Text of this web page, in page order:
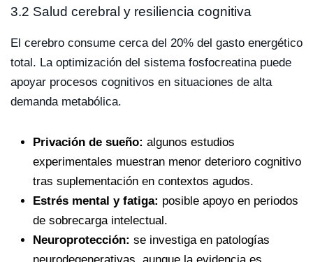
3.2 Salud cerebral y resiliencia cognitiva
El cerebro consume cerca del 20% del gasto energético
total. La optimización del sistema fosfocreatina puede
apoyar procesos cognitivos en situaciones de alta
demanda metabólica.
Privación de sueño: algunos estudios
experimentales muestran menor deterioro cognitivo
tras suplementación en contextos agudos.
Estrés mental y fatiga: posible apoyo en periodos
de sobrecarga intelectual.
Neuroprotección: se investiga en patologías